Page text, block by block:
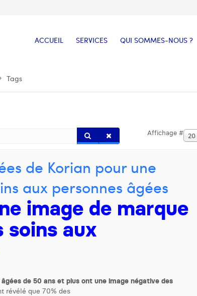
ACCUEIL SERVICES QUI SOMMES-NOUS ?
Tags
Affichage # 20
de Korian pour une
aux personnes âgées
image de marque
soins aux
de 50 ans et plus ont une image négative des
révélé que 70% des